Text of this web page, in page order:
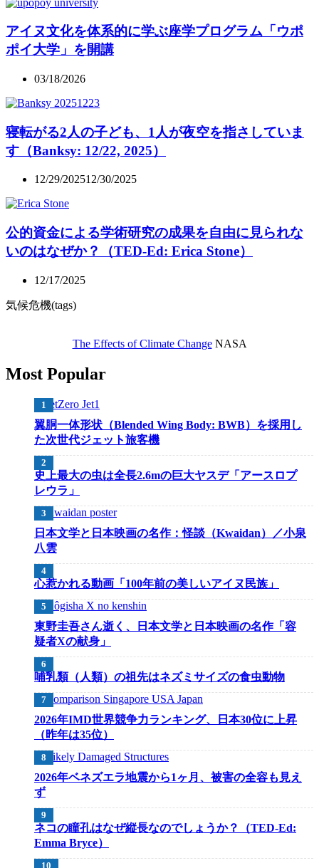
アイヌ文化を体系的に学ぶ座学プログラム「ウポ
ポイ大学」を開講
03/18/2026
寝転がる2人の子ども、1人が夜空を指さしていま
す（Banksy: 12/22, 2025）
12/29/202512/30/2025
公的資金による学術研究の成果を自由に見られな
いのはなぜか？（TED-Ed: Erica Stone）
12/17/2025
気候危機(tags)
The Effects of Climate ChangeNASA
Most Popular
翼胴一体形状（Blended Wing Body: BWB）を採用し
た次世代ジェット旅客機
史上最大の虫は全長2.6mの巨大ヤスデ「アースロプ
レウラ」
日本文学と日本映画の名作：怪談（Kwaidan）／小泉
八雲
心惹かれる動画「100年前の美しいアイヌ民族」
東野圭吾さん逝く、日本文学と日本映画の名作「容
疑者Xの献身」
哺乳類（人類）の祖先はネズミサイズの食虫動物
2026年IMD世界競争力ランキング、日本30位に上昇
（昨年は35位）
2026年ベネズエラ地震から1ヶ月、被害の全容も見え
ず
ネコの瞳孔はなぜ縦長なのでしょうか？（TED-Ed:
Emma Bryce）